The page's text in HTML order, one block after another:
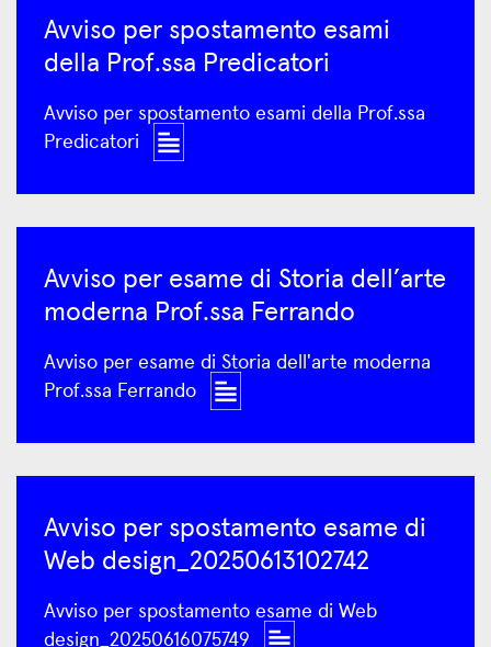
Avviso per spostamento esami
della Prof.ssa Predicatori
Avviso per spostamento esami della Prof.ssa
Predicatori
Avviso per esame di Storia dell’arte
moderna Prof.ssa Ferrando
Avviso per esame di Storia dell'arte moderna
Prof.ssa Ferrando
Avviso per spostamento esame di
Web design_20250613102742
Avviso per spostamento esame di Web
design_20250616075749